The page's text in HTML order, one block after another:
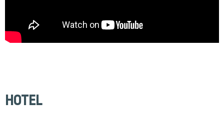
HOTEL